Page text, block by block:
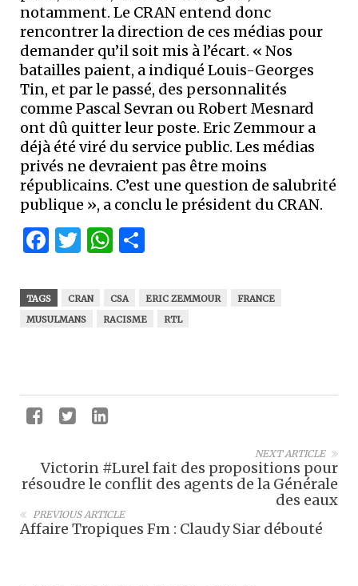
notamment. Le CRAN entend donc
rencontrer la direction de ces médias pour
demander qu’il soit mis à l’écart. « Nos
batailles paient, a indiqué Louis-Georges
Tin, et par le passé, des personnalités
comme Pascal Sevran ou Robert Mesnard
ont dû quitter leur poste. Eric Zemmour a
déjà été viré du service public. Les médias
privés ne devraient pas être moins
républicains. C’est une question de salubrité
publique », a conclu le président du CRAN.
Facebook
Twitter
WhatsApp
TAGS CRAN CSA ERIC ZEMMOUR
FRANCE
MUSULMANS
RACISME RTL
NEXT ARTICLE
Victorin #Lurel fait des propositions pour
résoudre le conflit des agents de la Générale
des eaux
PREVIOUS ARTICLE
Affaire Tropiques Fm : Claudy Siar débouté